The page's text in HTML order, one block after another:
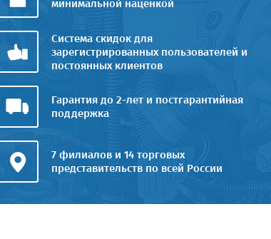
минимальной наценкой
Система скидок для
зарегистрированных пользователей и
постоянных клиентов
Гарантия до 2-лет и постгарантийная
поддержка
7 филиалов и 14 торговых
представительств по всей России